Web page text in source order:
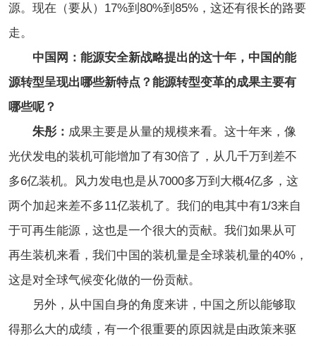
源。现在（要从）17%到80%到85%，这还有很长的路要
走。
中国网：能源安全新战略提出的这十年，中国的能
源转型呈现出哪些新特点？能源转型变革的成果主要有
哪些呢？
朱彤： 成果主要是从量的规模来看。这十年来，像
光伏发电的装机可能增加了有30倍了，从几千万到差不
多6亿装机。风力发电也是从7000多万到大概4亿多，这
两个加起来差不多11亿装机了。我们的电其中有1/3来自
于可再生能源，这也是一个很大的贡献。我们如果从可
再生装机来看，我们中国的装机量是全球装机量的40%，
这是对全球气候变化做的一份贡献。
另外，从中国自身的角度来讲，中国之所以能够取
得那么大的成绩，有一个很重要的原因就是由政策来驱